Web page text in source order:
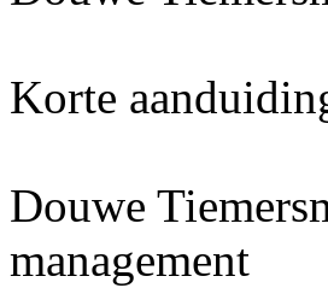
Korte
Douwe
management